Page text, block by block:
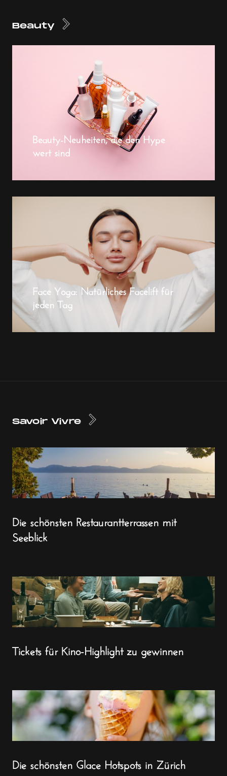
Beauty
Beauty-Neuheiten, die den Hype
wert sind
Face Yoga: Natürliches Facelift für
jeden Tag
Savoir Vivre
Die schönsten Restaurantterrassen mit
Seeblick
Tickets für Kino-Highlight zu gewinnen
Die schönsten Glace Hotspots in Zürich